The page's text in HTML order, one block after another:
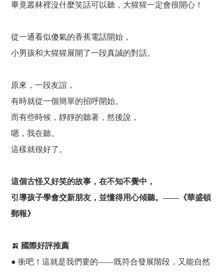
畢竟叢林裡沒什麼笑話可以聽，大猩猩一定會很開心！
從一通看似傻氣的香蕉電話開始，
小男孩和大猩猩展開了一段真誠的對話。
原來，一段友誼，
有時就從一個簡單的招呼開始。
而有些時候，靜靜的聽著，然後說，
嗯，我在聽。
這樣就很好了。
這個古怪又好笑的故事，在不知不覺中，
引導孩子學會交新朋友，並懂得用心傾聽。——《華盛頓
郵報》
🍌 國際好評推薦
● 衝吧！這就是我們要的——既符合發展階段，又能自然